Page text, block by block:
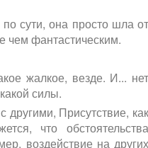
по сути, она просто шла от
чем фантастическим.
жалкое, везде. И... нет
силы.
другими, Присутствие, как
что обстоятельства
воздействие на других